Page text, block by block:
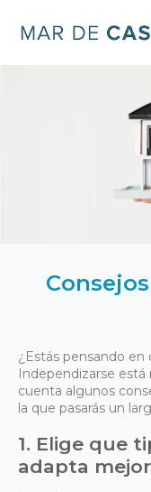
¿Estás pensando en
Independizarse
cuenta algunos
la que pasarás un
1. Elige que
adapta